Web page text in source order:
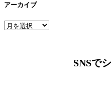
アーカイブ
ア
SNSで